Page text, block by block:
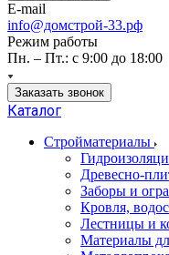
E-mail
info@домстрой-33.рф
Режим работы
Пн. – Пт.: с 9:00 до 18:00
Заказать звонок
Каталог
Стройматериалы
Древесно-
Заборы и
Кровля,
Лестницы и
Материалы